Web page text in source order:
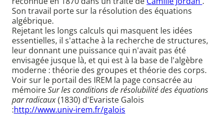
Son travail porte sur la résolution des équations
algébrique.
Rejetant les longs calculs qui masquent les idées
essentielles, il s'attache à la recherche de structures,
leur donnant une puissance qui n'avait pas été
envisagée jusque là, et qui est à la base de l'algèbre
moderne : théorie des groupes et théorie des corps.
Voir sur le portail des IREM la page consacrée au
mémoireSur les conditions de résolubilité des équations
par radicaux(1830) d'Evariste Galois
:http://www.univ-irem.fr/galois